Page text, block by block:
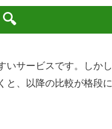
いサービスです。しかし
と、以降の比較が格段に